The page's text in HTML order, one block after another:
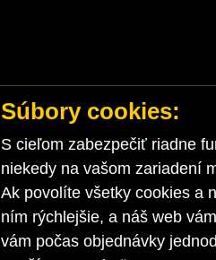
Súbory cookies:
S cieľom zabezpečiť riadne
niekedy na vašom zariadení
Ak povolíte všetky cookies a
ním rýchlejšie, a náš web
vám počas objednávky